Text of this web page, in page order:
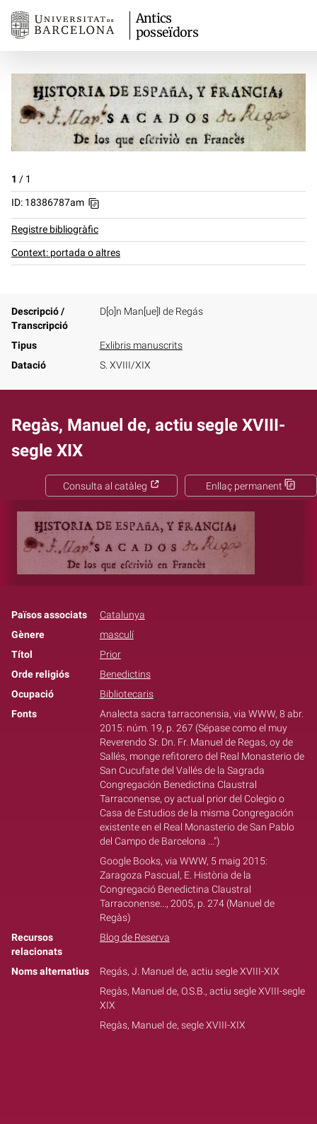
Antics
posseïdors
1 / 1
ID: 18386787am
Registre bibliogràfic
Context: portada o altres
Descripció /
Transcripció
D[o]n Man[ue]l de Regás
Tipus
Exlibris manuscrits
Datació
S. XVIII/XIX
Regàs, Manuel de, actiu segle XVIII-
segle XIX
Enllaç permanent
Consulta al catàleg
Països associats
Catalunya
Gènere
masculí
Títol
Prior
Orde religiós
Benedictins
Ocupació
Bibliotecaris
Fonts
Analecta sacra tarraconensia, via WWW, 8 abr.
2015: núm. 19, p. 267 (Sépase como el muy
Reverendo Sr. Dn. Fr. Manuel de Regas, oy de
Sallés, monge refitorero del Real Monasterio de
San Cucufate del Vallés de la Sagrada
Congregación Benedictina Claustral
Tarraconense, oy actual prior del Colegio o
Casa de Estudios de la misma Congregación
existente en el Real Monasterio de San Pablo
del Campo de Barcelona ...")
Google Books, via WWW, 5 maig 2015:
Zaragoza Pascual, E. Història de la
Congregació Benedictina Claustral
Tarraconense..., 2005, p. 274 (Manuel de
Regàs)
Recursos
relacionats
Blog de Reserva
Noms alternatius
Regás, J. Manuel de, actiu segle XVIII-XIX
Regàs, Manuel de, O.S.B., actiu segle XVIII-segle
XIX
Regàs, Manuel de, segle XVIII-XIX